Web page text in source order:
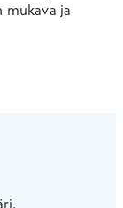
mukava ja